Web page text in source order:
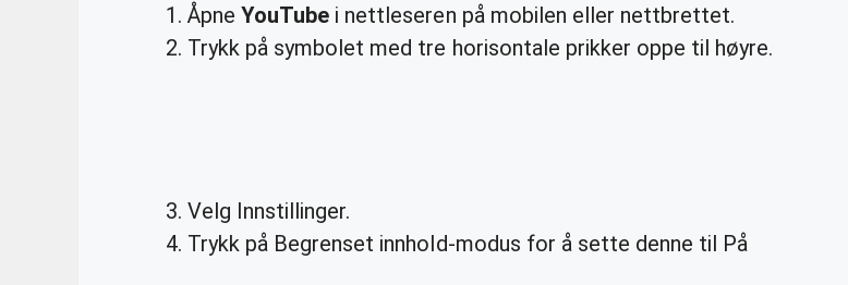
ÅpneYouTube i nettleseren på mobilen eller nettbrettet.
Trykk på symbolet med tre horisontale prikker oppe til høyre.
Velg Innstillinger.
Trykk på Begrenset innhold-modus for å sette denne til På